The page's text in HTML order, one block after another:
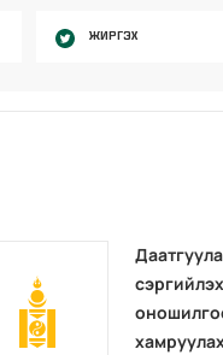
ЖИРГЭХ